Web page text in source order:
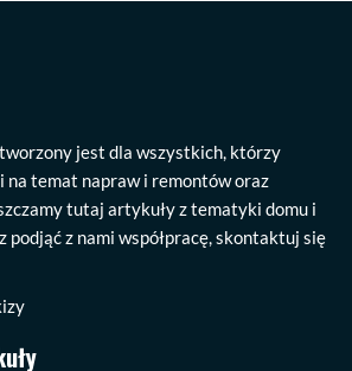
jest dla wszystkich, którzy
na temat napraw i remontów oraz
tutaj artykuły z tematyki domu i
podjąć z nami współpracę, skontaktuj się